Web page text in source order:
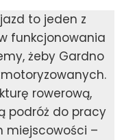
to jeden z
funkcjonowania
żeby Gardno
rowerową,
podróż do pracy
miejscowości –